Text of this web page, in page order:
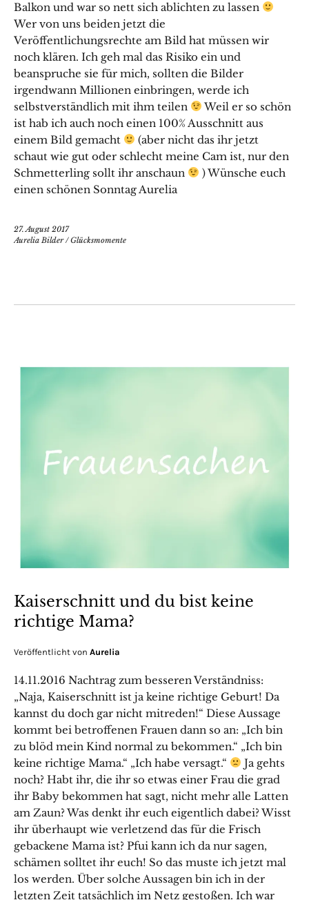
Balkon und war so nett sich ablichten zu lassen
Wer von uns beiden jetzt die
Veröffentlichungsrechte am Bild hat müssen wir
noch klären. Ich geh mal das Risiko ein und
beanspruche sie für mich, sollten die Bilder
irgendwann Millionen einbringen, werde ich
selbstverständlich mit ihm teilen
Weil er so schön
ist hab ich auch noch einen 100% Ausschnitt aus
einem Bild gemacht
(aber nicht das ihr jetzt
schaut wie gut oder schlecht meine Cam ist, nur den
Schmetterling sollt ihr anschaun
) Wünsche euch
einen schönen Sonntag Aurelia
27. August 2017
Aurelia Bilder/Glücksmomente
Kaiserschnitt und du bist keine
richtige Mama?
Veröffentlicht von Aurelia
14.11.2016 Nachtrag zum besseren Verständniss:
„Naja, Kaiserschnitt ist ja keine richtige Geburt! Da
kannst du doch gar nicht mitreden!“ Diese Aussage
kommt bei betroffenen Frauen dann so an: „Ich bin
zu blöd mein Kind normal zu bekommen.“ „Ich bin
keine richtige Mama.“ „Ich habe versagt.“
Ja gehts
noch? Habt ihr, die ihr so etwas einer Frau die grad
ihr Baby bekommen hat sagt, nicht mehr alle Latten
am Zaun? Was denkt ihr euch eigentlich dabei? Wisst
ihr überhaupt wie verletzend das für die Frisch
gebackene Mama ist? Pfui kann ich da nur sagen,
schämen solltet ihr euch! So das muste ich jetzt mal
los werden. Über solche Aussagen bin ich in der
letzten Zeit tatsächlich im Netz gestoßen. Ich war